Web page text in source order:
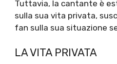
Tuttavia, la cantante è
sulla sua vita privata,
fan sulla sua situazione
LA VITA PRIVATA